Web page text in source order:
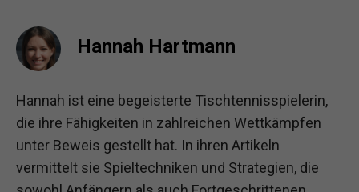
Hannah Hartmann
Hannah ist eine begeisterte Tischtennisspielerin,
die ihre Fähigkeiten in zahlreichen Wettkämpfen
unter Beweis gestellt hat. In ihren Artikeln
vermittelt sie Spieltechniken und Strategien, die